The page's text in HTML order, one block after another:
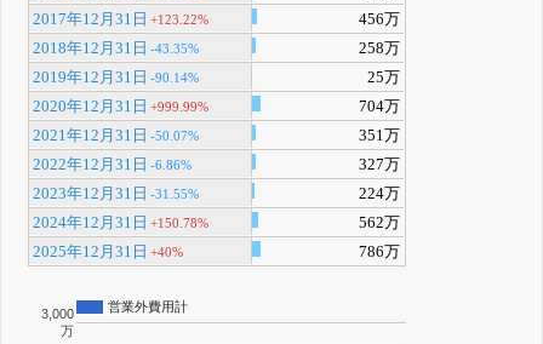
2017年12月31日 +123.22%
456万
2018年12月31日 -43.35%
258万
2019年12月31日 -90.14%
25万
2020年12月31日 +999.99%
704万
2021年12月31日 -50.07%
351万
2022年12月31日 -6.86%
327万
2023年12月31日 -31.55%
224万
2024年12月31日 +150.78%
562万
2025年12月31日 +40% 786万
営業外費用計
3,000
万